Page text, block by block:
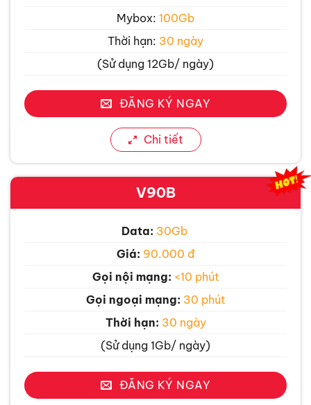
Mybox: 100Gb
Thời hạn: 30 ngày
(Sử dụng 12Gb/ ngày)
ĐĂNG KÝ NGAY
Chi tiết
V90B
Data: 30Gb
Giá: 90.000 đ
Gọi nội mạng: <10 phút
Gọi ngoại mạng: 30 phút
Thời hạn: 30 ngày
(Sử dụng 1Gb/ ngày)
ĐĂNG KÝ NGAY